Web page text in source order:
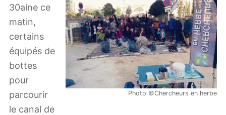
Photo ©Chercheurs en herbe
30aine ce
matin,
certains
équipés de
bottes
pour
parcourir
le canal de